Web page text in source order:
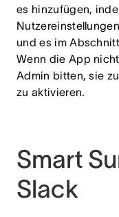
es hinzufügen,
und es imAbschnitt
Wenn die App
Admin bitten, sie
zu aktivieren.
Smart
Slack